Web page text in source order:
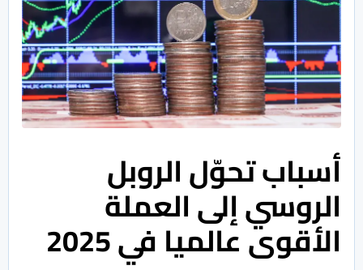
أسباب تحوّل الروبل
الروسي إلى العملة
الأقوى عالميا في 2025